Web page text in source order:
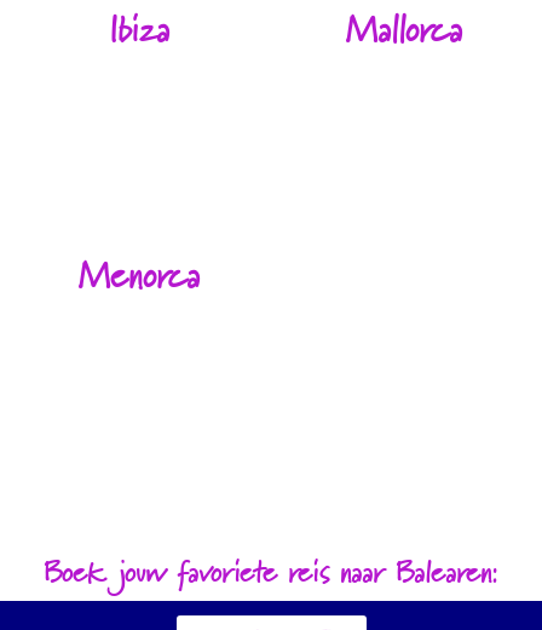
Ibiza Mallorca
Menorca
Boek jouw favoriete reis naar Balearen: